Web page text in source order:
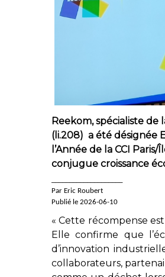
Reekom, spécialiste
(li.208) a été désignée
l’Année de la CCI
conjugue croissance
Par Eric Roubert
Publié le 2026-06-10
« Cette récompense
Elle confirme que
d’innovation
collaborateurs,